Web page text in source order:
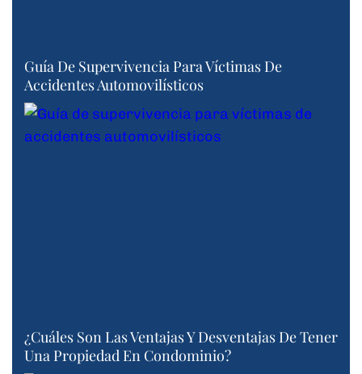
Guía De Supervivencia Para Víctimas De
Accidentes Automovilísticos
¿Cuáles Son Las Ventajas Y Desventajas De Tener
Una Propiedad En Condominio?